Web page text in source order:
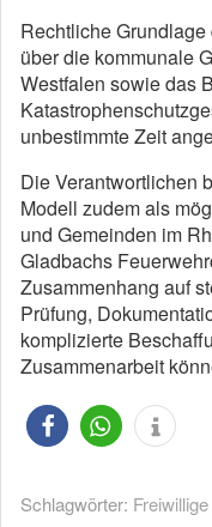
Rechtliche
über die kommunale
Westfalen sowie das
unbestimmte Zeit
Die Verantwortlichen
Modell zudem als
und Gemeinden im
Gladbachs
Zusammenhang auf
Prüfung,
komplizierte
Zusammenarbeit
Schlagwörter: